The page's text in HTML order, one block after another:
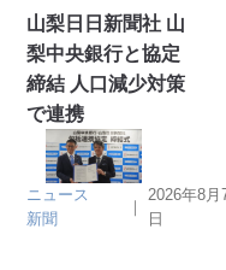
山梨日日新聞社 山
梨中央銀行と協定
締結 人口減少対策
で連携
ニュース
新聞
｜
2026年8月
日